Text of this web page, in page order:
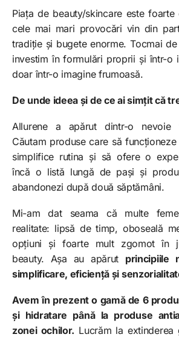
Piața de beauty/skincare este
cele mai mari provocări vin din
tradiție și bugete enorme. Tocmai
investim în formulări proprii și într-o
doar într-o imagine frumoasă.
De unde ideea și de ce ai simțit că
Allurene a apărut dintr-o nevoie
Căutam produse care să
simplifice rutina și să ofere o
încă o listă lungă de pași și
abandonezi după două săptămâni.
Mi-am dat seama că multe
realitate: lipsă de timp, oboseală
opțiuni și foarte mult zgomot în
beauty. Așa au apărut principiile
simplificare, eficiență și
Avem în prezent o gamă de 6
și hidratare până la produse
zonei ochilor. Lucrăm la extinderea